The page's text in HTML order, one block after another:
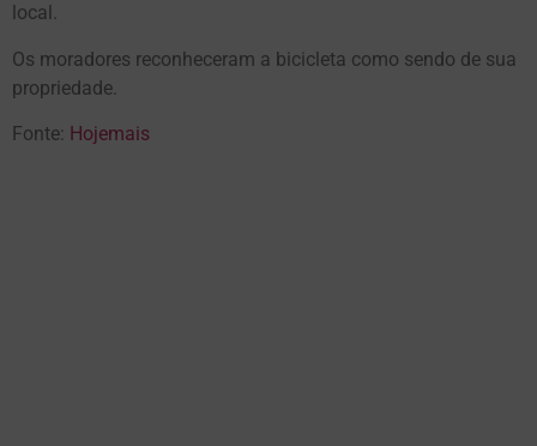
local.
Os moradores reconheceram a bicicleta como sendo de sua
propriedade.
Fonte: Hojemais